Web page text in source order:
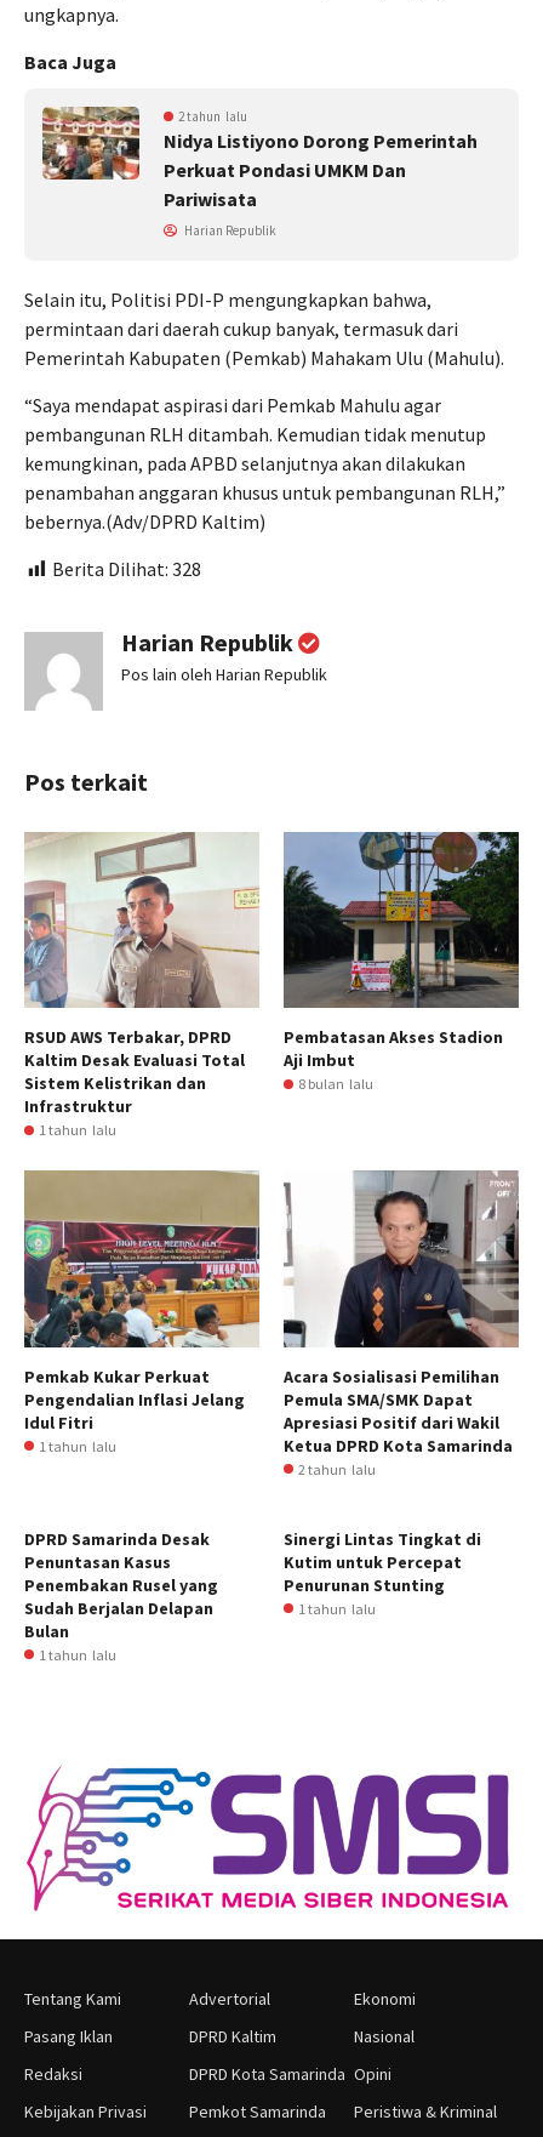
ungkapnya.
Baca Juga
2 tahun lalu
Nidya Listiyono Dorong Pemerintah
Perkuat Pondasi UMKM Dan
Pariwisata
Harian Republik
Selain itu, Politisi PDI-P mengungkapkan bahwa,
permintaan dari daerah cukup banyak, termasuk dari
Pemerintah Kabupaten (Pemkab) Mahakam Ulu (Mahulu).
“Saya mendapat aspirasi dari Pemkab Mahulu agar
pembangunan RLH ditambah. Kemudian tidak menutup
kemungkinan, pada APBD selanjutnya akan dilakukan
penambahan anggaran khusus untuk pembangunan RLH,”
bebernya.(Adv/DPRD Kaltim)
Berita Dilihat: 328
Harian Republik
Pos lain oleh Harian Republik
Pos terkait
RSUD AWS Terbakar, DPRD
Kaltim Desak Evaluasi Total
Sistem Kelistrikan dan
Infrastruktur
1 tahun lalu
Pembatasan Akses Stadion
Aji Imbut
8 bulan lalu
Pemkab Kukar Perkuat
Pengendalian Inflasi Jelang
Idul Fitri
1 tahun lalu
Acara Sosialisasi Pemilihan
Pemula SMA/SMK Dapat
Apresiasi Positif dari Wakil
Ketua DPRD Kota Samarinda
2 tahun lalu
DPRD Samarinda Desak
Penuntasan Kasus
Penembakan Rusel yang
Sudah Berjalan Delapan
Bulan
1 tahun lalu
Sinergi Lintas Tingkat di
Kutim untuk Percepat
Penurunan Stunting
1 tahun lalu
Tentang Kami
Pasang Iklan
Redaksi
Kebijakan Privasi
Advertorial
DPRD Kaltim
DPRD Kota Samarinda
Pemkot Samarinda
Ekonomi
Nasional
Opini
Peristiwa & Kriminal